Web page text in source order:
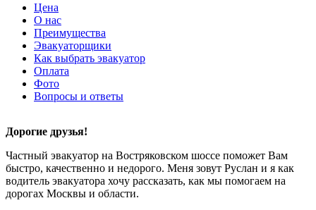
Цена
О нас
Преимущества
Эвакуаторщики
Как выбрать эвакуатор
Оплата
Фото
Вопросы и ответы
Дорогие друзья!
Частный эвакуатор на Востряковском шоссе поможет Вам
быстро, качественно и недорого. Меня зовут Руслан и я как
водитель эвакуатора хочу рассказать, как мы помогаем на
дорогах Москвы и области.